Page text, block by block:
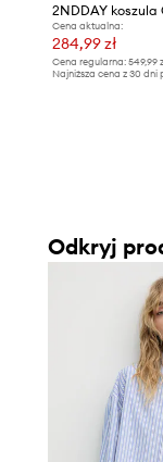
2NDDAY koszula
Cena aktualna:
284,99 zł
Cena regularna: 549,99
Najniższa cena z 30 dni
Odkryj